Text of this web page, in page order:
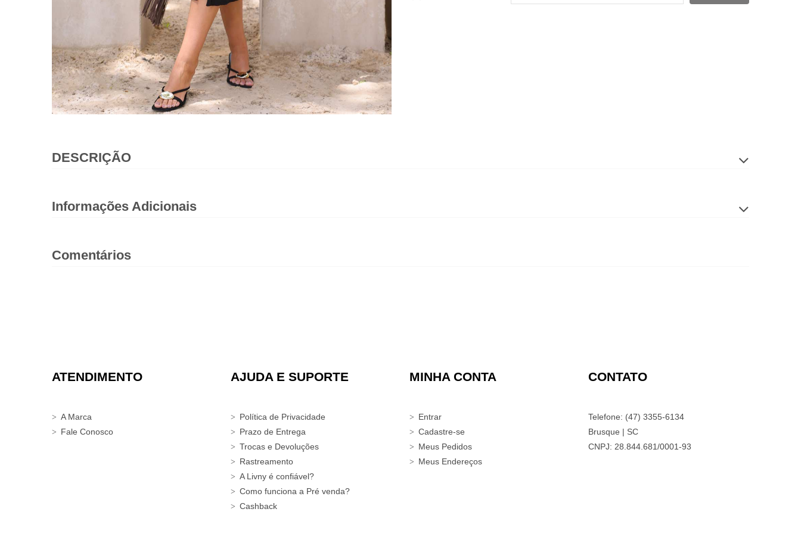
DESCRIÇÃO
Informações Adicionais
Comentários
ATENDIMENTO
A Marca
Fale Conosco
AJUDA E SUPORTE
Política de Privacidade
Prazo de Entrega
Trocas e Devoluções
Rastreamento
A Livny é confiável?
Como funciona a Pré venda?
Cashback
MINHA CONTA
Entrar
Cadastre-se
Meus Pedidos
Meus Endereços
CONTATO
Telefone: (47) 3355-6134
Brusque | SC
CNPJ: 28.844.681/0001-93